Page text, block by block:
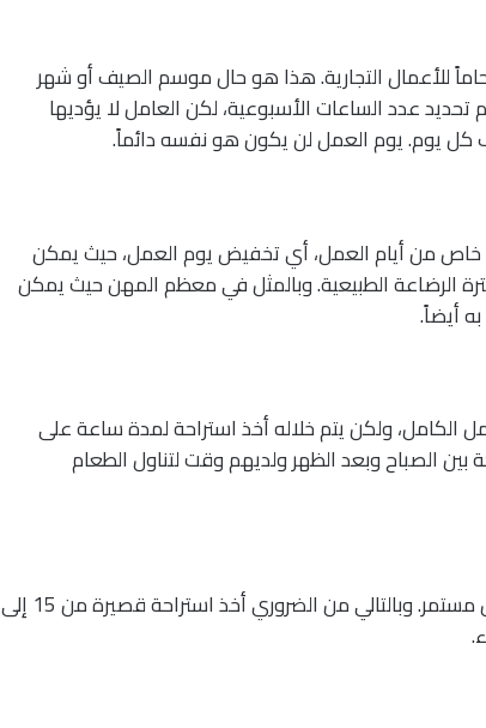
للأعمال التجارية. هذا هو حال موسم الصيف أو شهر
عدد الساعات الأسبوعية، لكن العامل لا يؤديها
يوم. يوم العمل لن يكون هو نفسه دائماً.
خاص من أيام العمل، أي تخفيض يوم العمل، حيث يمكن
الرضاعة الطبيعية. وبالمثل في معظم المهن حيث يمكن
أيضاً.
ولكن يتم خلاله أخذ استراحة لمدة ساعة على
بين الصباح وبعد الظهر ولديهم وقت لتناول الطعام
من جانبهم يقوم هؤلاء العمال بتنفيذ يوم عملهم بشكل مستمر. وبالتالي من الضروري أخذ استراحة قصيرة من 15 إلى